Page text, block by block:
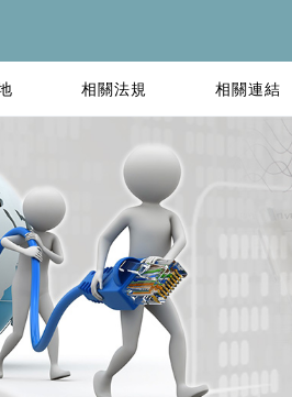
相關法規 相關連結